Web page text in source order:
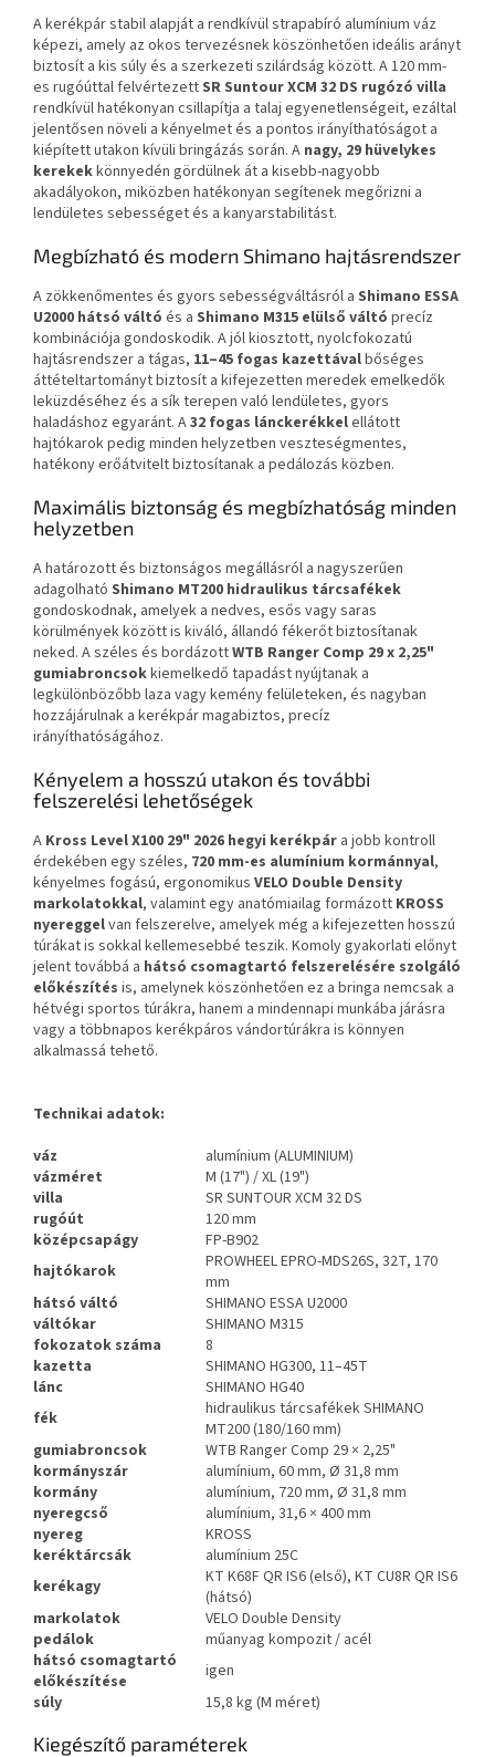
A kerékpár stabil alapját a rendkívül strapabíró alumínium váz
képezi, amely az okos tervezésnek köszönhetően ideális arányt
biztosít a kis súly és a szerkezeti szilárdság között. A 120 mm-
es rugóúttal felvértezettSR Suntour XCM 32 DS rugózó villa
rendkívül hatékonyan csillapítja a talaj egyenetlenségeit, ezáltal
jelentősen növeli a kényelmet és a pontos irányíthatóságot a
kiépített utakon kívüli bringázás során. A nagy, 29 hüvelykes
kerekekkönnyedén gördülnek át a kisebb-nagyobb
akadályokon, miközben hatékonyan segítenek megőrizni a
lendületes sebességet és a kanyarstabilitást.
Megbízható és modern Shimano hajtásrendszer
A zökkenőmentes és gyors sebességváltásról a Shimano ESSA
U2000 hátsó váltó és a Shimano M315 elülső váltó precíz
kombinációja gondoskodik. A jól kiosztott, nyolcfokozatú
hajtásrendszer a tágas, 11–45 fogas kazettávalbőséges
áttételtartományt biztosít a kifejezetten meredek emelkedők
leküzdéséhez és a sík terepen való lendületes, gyors
haladáshoz egyaránt. A32 fogas lánckerékkelellátott
hajtókarok pedig minden helyzetben veszteségmentes,
hatékony erőátvitelt biztosítanak a pedálozás közben.
Maximális biztonság és megbízhatóság minden
helyzetben
A határozott és biztonságos megállásról a nagyszerűen
adagolható Shimano MT200 hidraulikus tárcsafékek
gondoskodnak, amelyek a nedves, esős vagy saras
körülmények között is kiváló, állandó fékerőt biztosítanak
neked. A széles és bordázottWTB Ranger Comp 29 x 2,25"
gumiabroncsokkiemelkedő tapadást nyújtanak a
legkülönbözőbb laza vagy kemény felületeken, és nagyban
hozzájárulnak a kerékpár magabiztos, precíz
irányíthatóságához.
Kényelem a hosszú utakon és további
felszerelési lehetőségek
A Kross Level X100 29" 2026 hegyi kerékpár a jobb kontroll
érdekében egy széles, 720 mm-es alumínium kormánnyal,
kényelmes fogású, ergonomikus VELO Double Density
markolatokkal, valamint egy anatómiailag formázott KROSS
nyereggelvan felszerelve, amelyek még a kifejezetten hosszú
túrákat is sokkal kellemesebbé teszik. Komoly gyakorlati előnyt
jelent továbbá a hátsó csomagtartó felszerelésére szolgáló
előkészítés is, amelynek köszönhetően ez a bringa nemcsak a
hétvégi sportos túrákra, hanem a mindennapi munkába járásra
vagy a többnapos kerékpáros vándortúrákra is könnyen
alkalmassá tehető.
Technikai adatok:
váz
alumínium (ALUMINIUM)
vázméret
M (17") / XL (19")
villa
SR SUNTOUR XCM 32 DS
rugóút
120 mm
középcsapágy
FP-B902
hajtókarok
PROWHEEL EPRO-MDS26S, 32T, 170
mm
hátsó váltó
SHIMANO ESSA U2000
váltókar
SHIMANO M315
fokozatok száma
8
kazetta
SHIMANO HG300, 11–45T
lánc
SHIMANO HG40
fék
hidraulikus tárcsafékek SHIMANO
MT200 (180/160 mm)
gumiabroncsok
WTB Ranger Comp 29 × 2,25"
kormányszár
alumínium, 60 mm, Ø 31,8 mm
kormány
alumínium, 720 mm, Ø 31,8 mm
nyeregcső
alumínium, 31,6 × 400 mm
nyereg
KROSS
keréktárcsák
alumínium 25C
kerékagy
KT K68F QR IS6 (első), KT CU8R QR IS6
(hátsó)
markolatok
VELO Double Density
pedálok
műanyag kompozit / acél
hátsó csomagtartó
előkészítése
igen
súly
15,8 kg (M méret)
Kiegészítő paraméterek